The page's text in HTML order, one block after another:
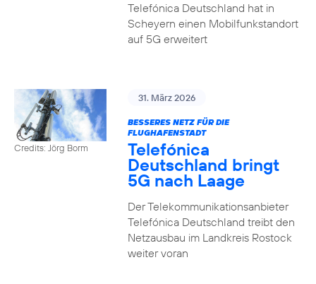
Telefónica Deutschland hat in
Scheyern einen Mobilfunkstandort
auf 5G erweitert
Credits: Jörg Borm
31. März 2026
BESSERES NETZ FÜR DIE
FLUGHAFENSTADT
Telefónica
Deutschland bringt
5G nach Laage
Der Telekommunikationsanbieter
Telefónica Deutschland treibt den
Netzausbau im Landkreis Rostock
weiter voran